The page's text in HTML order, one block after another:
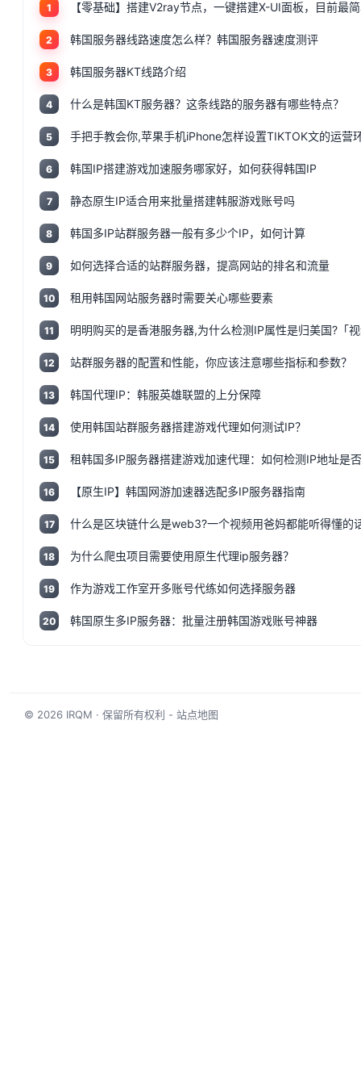
1
2 韩国服务器线路速度怎么样？韩国服务器速度测评
3 韩国服务器KT线路介绍
4 什么是韩国KT服务器？这条线路的服务器有哪些特点？
5
6 韩国IP搭建游戏加速服务哪家好，如何获得韩国IP
7 静态原生IP适合用来批量搭建韩服游戏账号吗
8 韩国多IP站群服务器一般有多少个IP，如何计算
9 如何选择合适的站群服务器，提高网站的排名和流量
10 租用韩国网站服务器时需要关心哪些要素
11 明明购买的是香港服务器,为什么检测IP属性是归美国?「
12 站群服务器的配置和性能，你应该注意哪些指标和参数？
13 韩国代理IP：韩服英雄联盟的上分保障
14 使用韩国站群服务器搭建游戏代理如何测试IP？
15 租韩国多IP服务器搭建游戏加速代理：如何检测IP地址是
16 【原生IP】韩国网游加速器选配多IP服务器指南
17
18 为什么爬虫项目需要使用原生代理ip服务器？
19 作为游戏工作室开多账号代练如何选择服务器
20 韩国原生多IP服务器：批量注册韩国游戏账号神器
© 2026 IRQM · 保留所有权利 - 站点地图